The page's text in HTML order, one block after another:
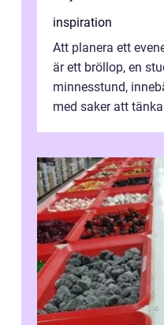
inspiration
Att planera ett
är ett bröllop, en
minnesstund,
med saker att